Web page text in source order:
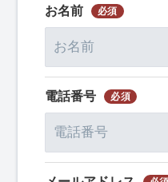
お名前
電話番号